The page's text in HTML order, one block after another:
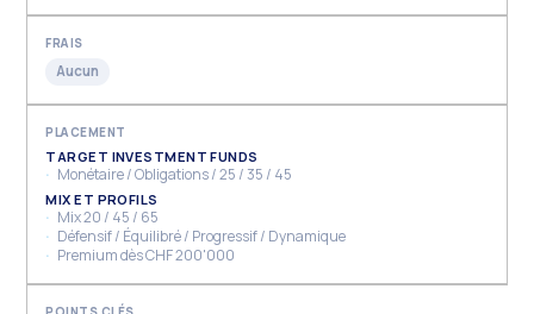
Aucun
TARGET INVESTMENT FUNDS
Monétaire / Obligations / 25 / 35 / 45
MIX ET PROFILS
Mix 20 / 45 / 65
Défensif / Équilibré / Progressif / Dynamique
Premium dès CHF 200'000